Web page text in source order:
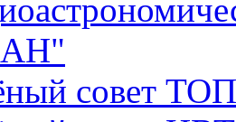
совет ТОП